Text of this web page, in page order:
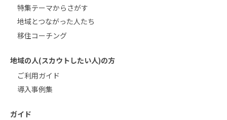
特集テーマからさがす
地域とつながった人たち
移住コーチング
地域の人(スカウトしたい人)の方
ご利用ガイド
導入事例集
ガイド